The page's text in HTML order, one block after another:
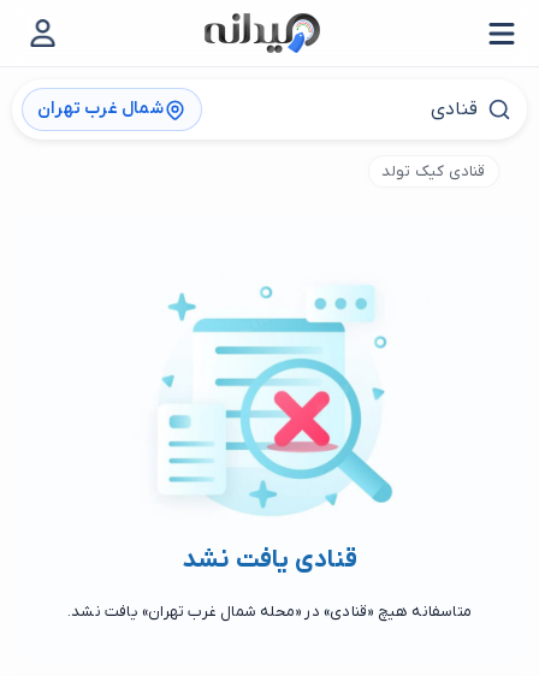
شمال غرب تهران
قنادی کیک تولد
قنادی یافت نشد
متاسفانه هیچ «قنادی» در «محله شمال غرب تهران» یافت نشد.